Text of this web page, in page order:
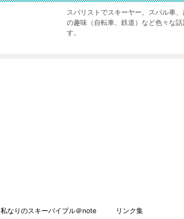
スバリストでスキーヤー。スバル車
の趣味（自転車、鉄道）など色々な
す。
私なりのスキーバイブル＠note リンク集